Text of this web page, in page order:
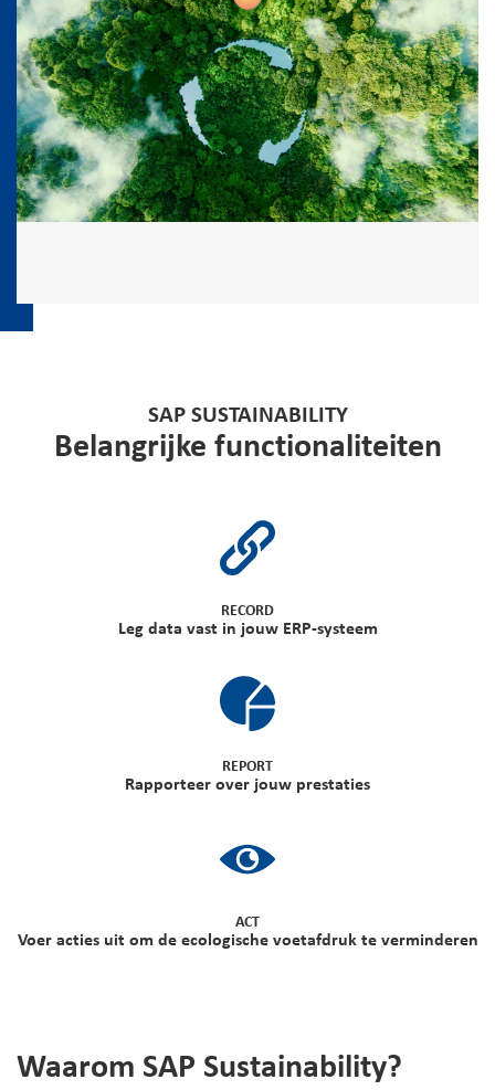
SAP SUSTAINABILITY
Belangrijke functionaliteiten
RECORD
Leg data vast in jouw ERP-systeem
REPORT
Rapporteer over jouw prestaties
ACT
Voer acties uit om de ecologische voetafdruk te verminderen
Waarom SAP Sustainability?